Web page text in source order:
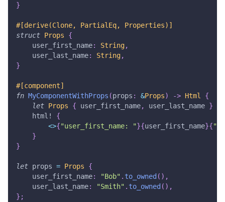
}
#[derive(Clone, PartialEq, Properties)]
struct Props
{
    user_first_name
: String,
    user_last_name
: String,
}
#[component]
fn MyComponentWithProps (props : &Props) -> Html
{
let Props { user_first_name, user_last_name }
html!
{
<>{"user_first_name: "}{user_first_name}{"
}
}
let props = Props
{
    user_first_name
: "Bob" . to_owned ( ) ,
    user_last_name
: "Smith" . to_owned ( ) ,
} ;